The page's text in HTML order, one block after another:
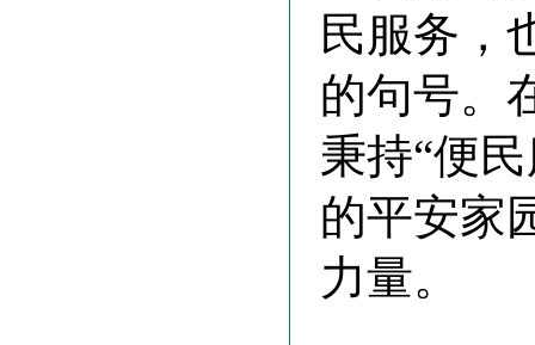
民服务，
的句号。
秉持“便
的平安家
力量。